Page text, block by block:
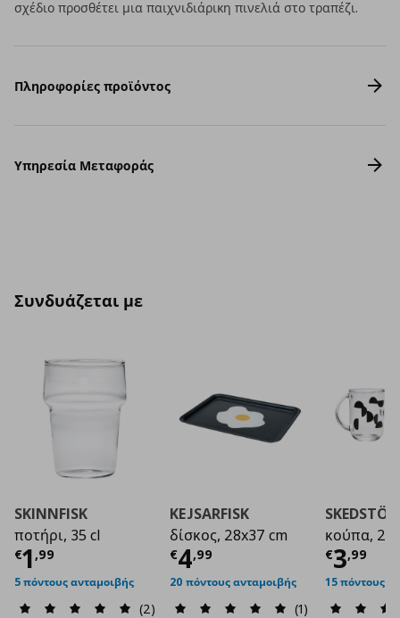
σχέδιο προσθέτει μια παιχνιδιάρικη πινελιά στο τραπέζι.
Πληροφορίες προϊόντος
Υπηρεσία Μεταφοράς
Συνδυάζεται με
SKINNFISK
ποτήρι, 35 cl
€1 ,99
Τρέχουσα τιμή€ 1,99
5 πόντους ανταμοιβής
(2)
KEJSARFISK
δίσκος, 28x37 cm
€4,99
Τρέχουσα τιμή€
20 πόντους ανταμοιβής
(1)
SKEDSTÖR
κούπα, 2
€3,99
15 πόντους